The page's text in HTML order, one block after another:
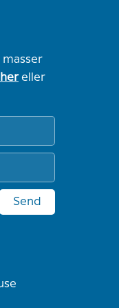
masser
eller
Send